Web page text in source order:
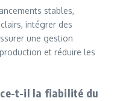
stables,
intégrer des
une gestion
et réduire les
t-il la fiabilité du